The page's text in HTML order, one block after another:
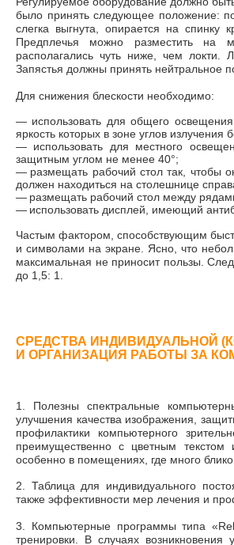
было принять следующее положение:
слегка выгнута, опирается на спинку
Предплечья можно разместить на
располагались чуть ниже, чем локти.
Запястья должны принять
Для снижения блескости необходимо:
— использовать для общего
яркость которых в зоне углов
— использовать для местного
защитным углом не менее 40°;
— размещать рабочий стол так, чтобы
должен находиться на столешнице
— размещать рабочий стол между
— использовать дисплей, имеющий
Частым фактором, способствующим
и символами на экране. Ясно, что
максимальная не приносит пользы.
до 1,5: 1.
СРЕДСТВА ИНДИВИДУАЛЬНОЙ
И ОРГАНИЗАЦИЯ РАБОТЫ ЗА
1. Полезны спектральные
улучшения качества изображения,
профилактики компьютерного
преимущественно с цветным
особенно в помещениях, где много
2. Таблица для индивидуального
также эффективности мер лечения и
3. Компьютерные программы типа
тренировки. В случаях